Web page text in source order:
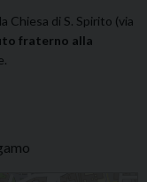
Chiesa di S. Spirito (via
fraterno alla